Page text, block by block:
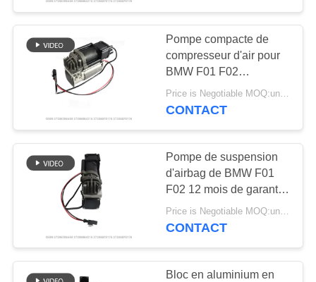
À
PROPOS
NOUS
VISITE
DE
L'USINE
CONTRÔLE
DE
QUALITÉ
ressorts de
suspension d'air
1633
pièces de
suspension d'air de
Mercedes-benz
640
Pompe compacte de
compresseur d'air pour
BMW F01 F02
37206864215
37206875175
Price is Negotiable MOQ:un pc/pcs
CONTACT
Pompe de suspension
d'airbag de BMW F01
F02 12 mois de garantie
37206875176
Price is Negotiable MOQ:un pc/pcs
CONTACT
Bloc en aluminium en